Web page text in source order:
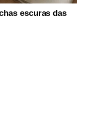
escuras das